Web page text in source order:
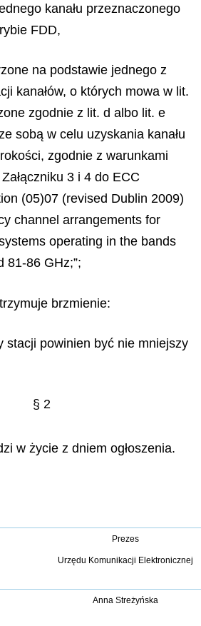
kanału przeznaczonego
FDD,
na podstawie jednego z
kanałów, o których mowa w lit.
zgodnie z lit. d albo lit. e
sobą w celu uzyskania kanału
zgodnie z warunkami
3 i 4 do ECC
(05)07 (revised Dublin 2009)
channel arrangements for
operating in the bands
81-86 GHz;”;
brzmienie:
stacji powinien być nie mniejszy
§ 2
w życie z dniem ogłoszenia.
Prezes
Urzędu Komunikacji Elektronicznej
Anna Streżyńska